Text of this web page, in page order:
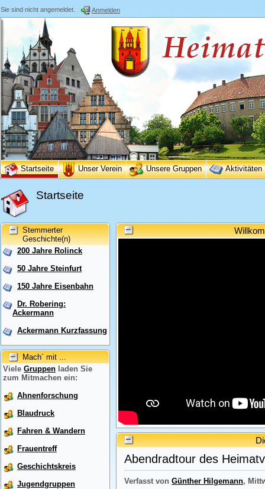
Sie sind nicht angemeldet. Anmelden
Startseite Unser Verein Unsere Gruppen Aktivitäten
Startseite
Stemmerter
Geschichte(n)
200 Jahre Rolinck
50 Jahre Steinfurt
150 Jahre Eisenbahn
Dr. Robering:
Ackermann
Ackermann Kurzfassung
Mach´ mit ...
Viele Gruppen laden Sie
zum Mitmachen ein:
Ahnenforschung
Blaudruck
Fahren & Wandern
Frauentreff
Geschichtskreis
Jugendgruppen
Abendradtour des
Verfasst von Günther Hilgemann,